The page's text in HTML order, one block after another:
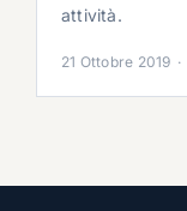
attività.
21 Ottobre 2019 ·